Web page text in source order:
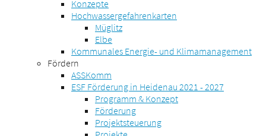
Konzepte
Hochwassergefahrenkarten
Müglitz
Elbe
Kommunales Energie- und Klimamanagement
Fördern
ASSKomm
ESF Förderung in Heidenau 2021 - 2027
Programm & Konzept
Förderung
Projektsteuerung